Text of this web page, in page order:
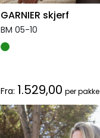
GARNIER skjerf
BM 05-10
Fra: 1.529,00 per pakke